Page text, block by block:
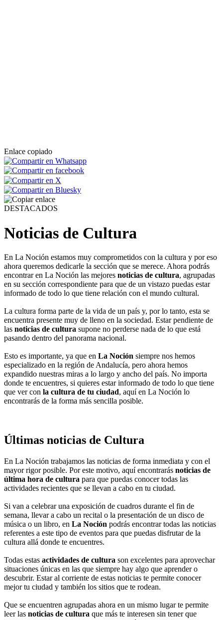
Enlace copiado
DESTACADOS
Noticias de Cultura
En La Noción estamos muy comprometidos con la cultura y por eso
ahora queremos dedicarle la sección que se merece. Ahora podrás
encontrar en La Noción las mejores noticias de cultura, agrupadas
en su sección correspondiente para que de un vistazo puedas estar
informado de todo lo que tiene relación con el mundo cultural.
La cultura forma parte de la vida de un país y, por lo tanto, esta se
encuentra presente muy de lleno en la sociedad. Estar pendiente de
las noticias de cultura supone no perderse nada de lo que está
pasando dentro del panorama nacional.
Esto es importante, ya que en La Noción siempre nos hemos
especializado en la región de Andalucía, pero ahora hemos
expandido nuestras miras a lo largo y ancho del país. No importa
donde te encuentres, si quieres estar informado de todo lo que tiene
que ver con la cultura de tu ciudad, aquí en La Noción lo
encontrarás de la forma más sencilla posible.
Últimas noticias de Cultura
En La Noción trabajamos las noticias de forma inmediata y con el
mayor rigor posible. Por este motivo, aquí encontrarás noticias de
última hora de cultura para que puedas conocer todas las
actividades recientes que se llevan a cabo en tu ciudad.
Si van a celebrar una exposición de cuadros durante el fin de
semana, llevar a cabo un recital o la presentación de un disco de
música o un libro, en La Noción podrás encontrar todas las noticias
referentes a este tipo de eventos para que puedas disfrutar de la
cultura allá donde te encuentres.
Todas estas actividades de cultura son excelentes para aprovechar
situaciones únicas en las que siempre hay algo que aprender o
descubrir. Estar al corriente de estas noticias te permite conocer
mejor tu ciudad y también los sitios que te rodean.
Que se encuentren agrupadas ahora en un mismo lugar te permite
leer las noticias de cultura que más te interesen sin tener que